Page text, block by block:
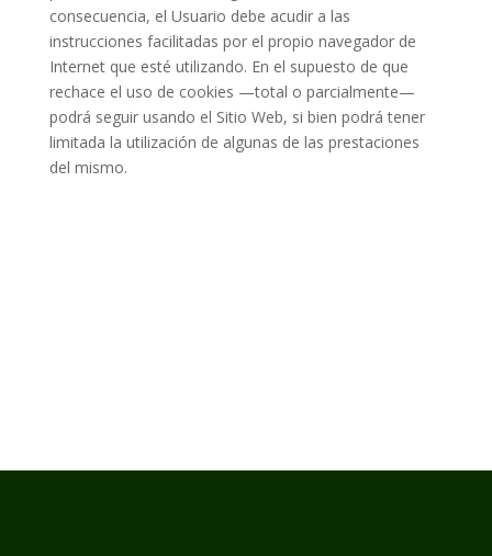
consecuencia, el Usuario debe acudir a las
instrucciones facilitadas por el propio navegador de
Internet que esté utilizando. En el supuesto de que
rechace el uso de cookies —total o parcialmente—
podrá seguir usando el Sitio Web, si bien podrá tener
limitada la utilización de algunas de las prestaciones
del mismo.